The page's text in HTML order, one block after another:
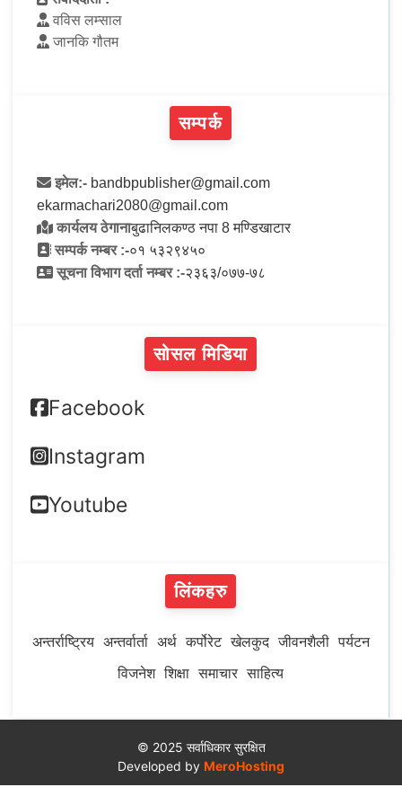
वविस लम्साल
जानकि गौतम
सम्पर्क
इमेल:- bandbpublisher@gmail.com
ekarmachari2080@gmail.com
कार्यलय ठेगानाबुढानिलकण्ठ नपा 8 मण्डिखाटार
सम्पर्क नम्बर :-०१ ५३२९४५०
सूचना विभाग दर्ता नम्बर :-२३६३/०७७-७८
सोसल मिडिया
Facebook
Instagram
Youtube
लिंकहरु
अन्तर्राष्ट्रिय अन्तर्वार्ता अर्थ कर्पोरेट खेलकुद जीवनशैली पर्यटन
विजनेश शिक्षा समाचार साहित्य
© 2025 सर्वाधिकार सुरक्षित
Developed by MeroHosting